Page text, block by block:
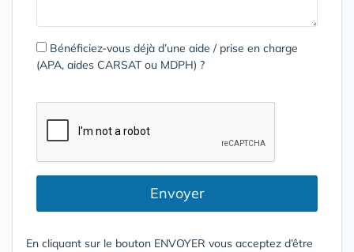
Bénéficiez-vous déjà d’une aide / prise en charge
(APA, aides CARSAT ou MDPH) ?
Envoyer
En cliquant sur le bouton ENVOYER vous acceptez d’être